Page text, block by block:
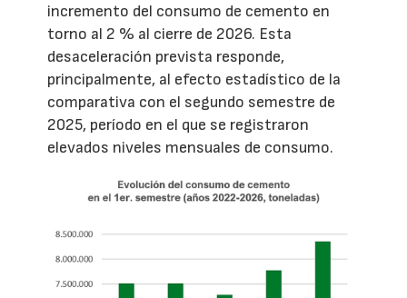
incremento del consumo de cemento en
torno al 2 % al cierre de 2026. Esta
desaceleración prevista responde,
principalmente, al efecto estadístico de la
comparativa con el segundo semestre de
2025, período en el que se registraron
elevados niveles mensuales de consumo.